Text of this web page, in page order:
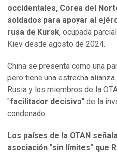
occidentales, Corea del
soldados para apoyar al
rusa de Kursk, ocupada
Kiev desde agosto de 2024.
China se presenta como una
pero tiene una estrecha
Rusia y los miembros de la
"facilitador decisivo" de la
condenado.
Los países de la OTAN
asociación "sin límites" que